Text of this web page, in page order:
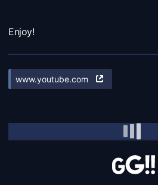
Enjoy!
www.youtube.com